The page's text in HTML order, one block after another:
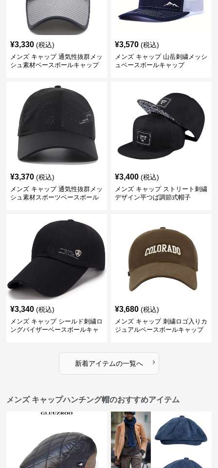
¥3,330 (税込)
メンズ キャップ 通気性抜群メッ
シュ素材ベースボールキャップ
¥3,570 (税込)
メンズ キャップ 山岳刺繍メッシ
ュベースボールキャップ
¥3,370 (税込)
メンズ キャップ 通気性抜群メッ
シュ素材スポーツベースボール
¥3,400 (税込)
メンズ キャップ ストリート刺繍
デザイン平つば調節式帽子
¥3,340 (税込)
メンズ キャップ シールド刺繍ロ
ングバイザーベースボールキャ
¥3,680 (税込)
メンズ キャップ 刺繍ロゴ入りカ
ジュアルベースボールキャップ
新着アイテムの一覧へ ›
メンズ キャップハンチング帽のおすすめアイテム